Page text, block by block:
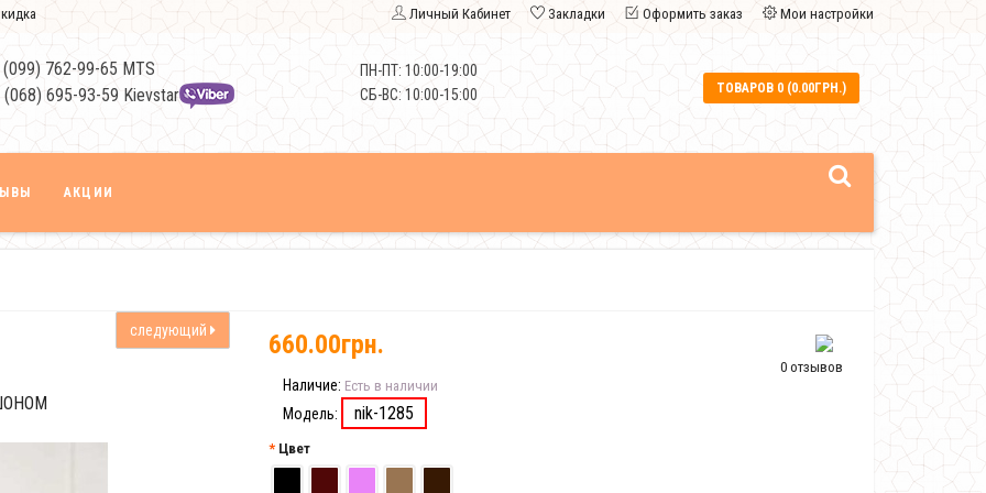
Личный Кабинет Закладки Оформить заказ Мои настройки
762-99-65 MTS
(068) 695-93-59 Kievstar
ПН-ПТ: 10:00-19:00
СБ-ВС: 10:00-15:00
ТОВАРОВ 0 (0.00ГРН.)
АКЦИИ
следующий
0 отзывов
660.00грн.
Наличие: Есть в наличии
Модель: nik-1285
Цвет